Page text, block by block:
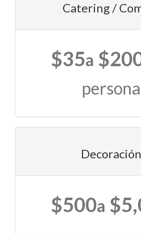
Catering /
$35a
persona
Decoración
$500a